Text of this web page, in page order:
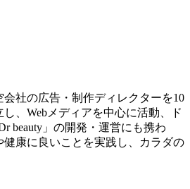
社の広告・制作ディレクターを10
、Webメディアを中心に活動、ド
beauty」の開発・運営にも携わ
健康に良いことを実践し、カラダの